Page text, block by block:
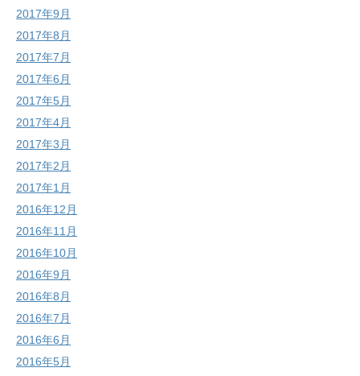
2017年9月
2017年8月
2017年7月
2017年6月
2017年5月
2017年4月
2017年3月
2017年2月
2017年1月
2016年12月
2016年11月
2016年10月
2016年9月
2016年8月
2016年7月
2016年6月
2016年5月